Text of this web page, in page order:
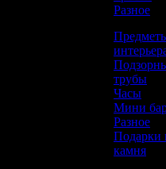
Разное
трубы
Часы
Мини
Разное
Подарки
камня